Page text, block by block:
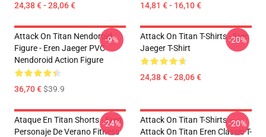
24,38 € - 28,06 € 14,81 € - 16,10 €
Attack On Titan Nendoroid
Figure - Eren Jaeger PVC
Nendoroid Action Figure
36,70 €$39.9
-9%
Attack On Titan T-Shirts - Eren
Jaeger T-Shirt
24,38 € - 28,06 €
-20%
Ataque En Titan Shorts - Eren
Personaje De Verano Fitness
-24%
Attack On Titan T-Shirts –
Attack On Titan Eren Classic T-
-20%